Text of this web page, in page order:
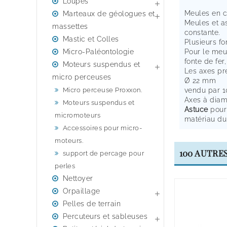

Marteaux de géologues et
massettes

Mastic et Colles
Micro-Paléontologie
Moteurs suspendus et
micro perceuses

Micro perceuse Proxxon.
Moteurs suspendus et
micromoteurs
Accessoires pour micro-
moteurs.
support de percage pour
perles
Nettoyer
Orpaillage

Pelles de terrain
Percuteurs et sableuses

Meules en
Meules et
constante.
Plusieurs
Pour le
fonte de
Les axes
Ø 22 mm
vendu par
Axes à
Astucepour
matériau
100